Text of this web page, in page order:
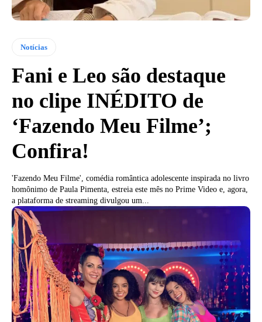
Notícias
Fani e Leo são destaque
no clipe INÉDITO de
‘Fazendo Meu Filme’;
Confira!
'Fazendo Meu Filme', comédia romântica adolescente inspirada no livro
homônimo de Paula Pimenta, estreia este mês no Prime Video e, agora,
a plataforma de streaming divulgou um...